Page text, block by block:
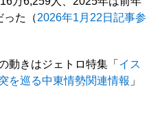
った（2026年1月22日記事参
動きはジェトロ特集「 イス
を巡る中東情勢関連情報 」